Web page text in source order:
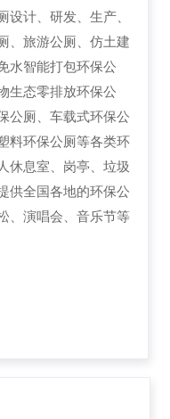
计、研发、生产、
、旅游公厕、仿土建
水智能打包环保公
生态零排放环保公
公厕、车载式环保公
料环保公厕等各类环
休息室、岗亭、垃圾
供全国各地的环保公
、演唱会、音乐节等